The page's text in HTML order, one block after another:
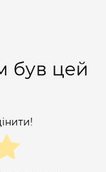
був цей